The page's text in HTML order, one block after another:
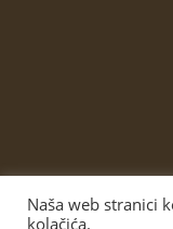
Naša web stranici
kolačića.